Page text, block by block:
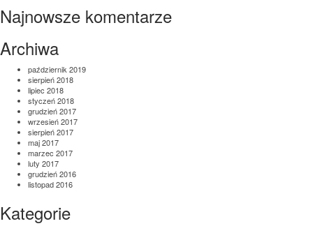
Najnowsze komentarze
Archiwa
październik 2019
sierpień 2018
lipiec 2018
styczeń 2018
grudzień 2017
wrzesień 2017
sierpień 2017
maj 2017
marzec 2017
luty 2017
grudzień 2016
listopad 2016
Kategorie